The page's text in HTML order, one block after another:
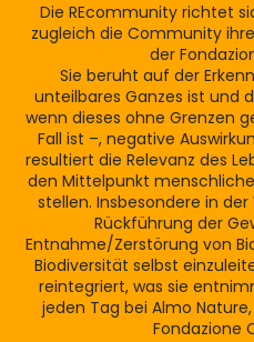
Die REcommunity richtet
zugleich die Community
der
Sie beruht auf der
unteilbares Ganzes ist und
wenn dieses ohne Grenzen
Fall ist –, negative
resultiert die Relevanz des
den Mittelpunkt
stellen. Insbesondere in
Rückführung der
Entnahme/Zerstörung von
Biodiversität selbst
reintegriert, was sie
jeden Tag bei Almo
Fondazione